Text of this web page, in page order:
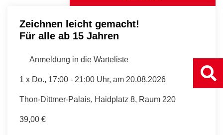
Zeichnen leicht gemacht!
Für alle ab 15 Jahren
Anmeldung in die Warteliste
1 x Do., 17:00 - 21:00 Uhr, am 20.08.2026
Thon-Dittmer-Palais, Haidplatz 8, Raum 220
39,00 €